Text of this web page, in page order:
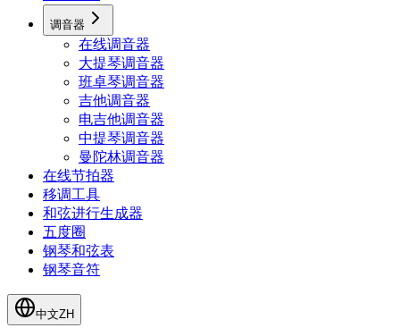
调音器
在线调音器
大提琴调音器
班卓琴调音器
吉他调音器
电吉他调音器
中提琴调音器
曼陀林调音器
在线节拍器
移调工具
和弦进行生成器
五度圈
钢琴和弦表
钢琴音符
中文ZH